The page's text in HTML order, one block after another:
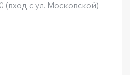
(вход с ул. Московской)